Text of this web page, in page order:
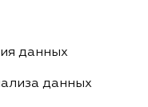
данных
данных